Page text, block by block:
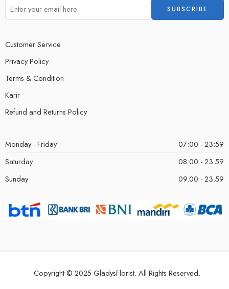
Customer Service
Privacy Policy
Terms & Condition
Karir
Refund and Returns Policy
Monday - Friday
07:00 - 23:59
Saturday
08:00 - 23.59
Sunday
09.00 - 23.59
Copyright © 2025 GladysFlorist. All Rights Reserved.